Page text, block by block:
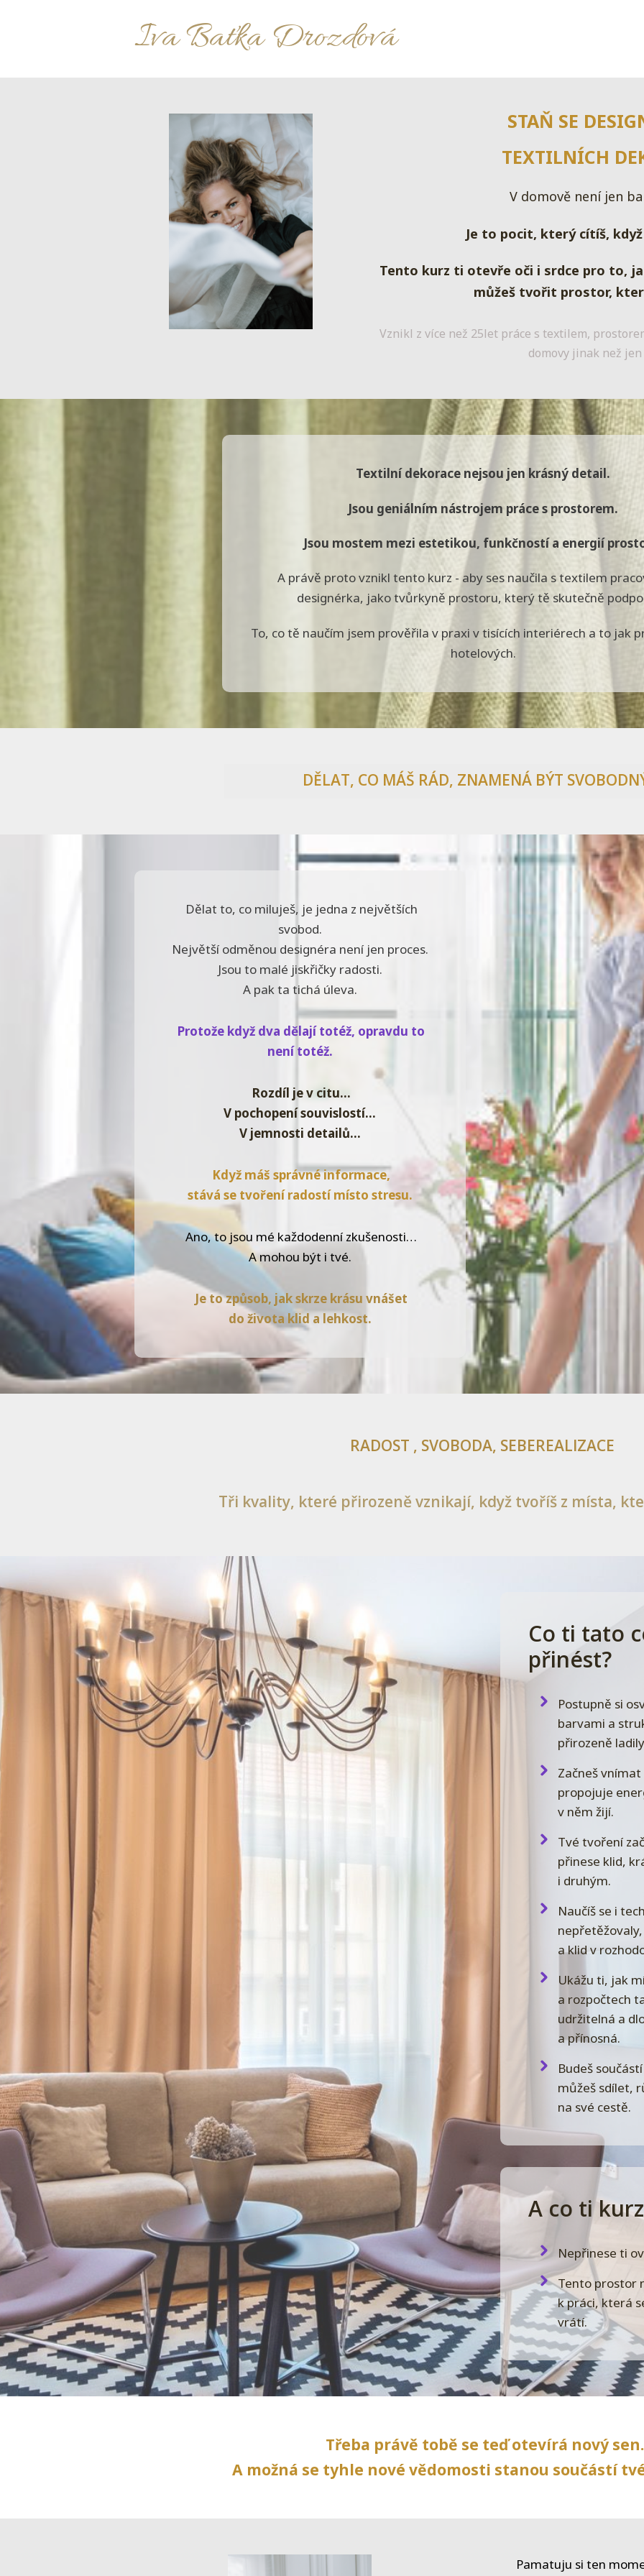
Iva Baťka Drozdová
STAŇ SE
TEXTILNÍCH
V domově není jen
Je to pocit, který cítíš,
Tento kurz ti otevře oči i srdce pro to,
můžeš tvořit prostor,
Vznikl z více než 25let práce s textilem,
domovy jinak než
Textilní dekorace nejsou jen krásný detail.
Jsou geniálním nástrojem práce s prostorem.
Jsou mostem mezi estetikou, funkčností a energií
A právě proto vznikl tento kurz - aby ses naučila s textilem
designérka, jako tvůrkyně prostoru, který tě skutečně
To, co tě naučím jsem prověřila v praxi v tisících interiérech a to jak
hotelových.
DĚLAT, CO MÁŠ RÁD, ZNAMENÁ BÝT
Dělat to, co miluješ, je jedna z největších
svobod.
Největší odměnou designéra není jen proces.
Jsou to malé jiskřičky radosti.
A pak ta tichá úleva.
Protože když dva dělají totéž, opravdu to
není totéž.
Rozdíl je v citu…
V pochopení souvislostí…
V jemnosti detailů…
Když máš správné informace,
stává se tvoření radostí místo stresu.
Ano, to jsou mé každodenní zkušenosti…
A mohou být i tvé.
Je to způsob, jak skrze krásu vnášet
do života klid a lehkost.
RADOST , SVOBODA, SEBEREALIZACE
Tři kvality, které přirozeně vznikají, když tvoříš z místa,
Co ti tato
přinést?
Postupně si
barvami a
přirozeně
Začneš
propojuje
v něm žijí.
Tvé tvoření
přinese klid,
i druhým.
Naučíš se i
a klid v
Ukážu ti, jak
a rozpočtech
udržitelná a
a přínosná.
Budeš
můžeš sdílet,
na své cestě.
A co ti
Nepřinese ti
Tento prostor
k práci, která
vrátí.
Třeba právě tobě se teď otevírá nový sen.
A možná se tyhle nové vědomosti stanou součástí
Pamatuju si ten